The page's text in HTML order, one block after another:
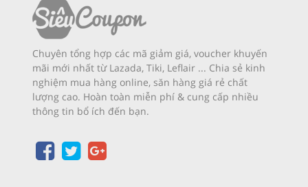
Chuyên tổng hợp các mã giảm giá, voucher khuyến
mãi mới nhất từ Lazada, Tiki, Leflair ... Chia sẻ kinh
nghiệm mua hàng online, săn hàng giá rẻ chất
lượng cao. Hoàn toàn miễn phí & cung cấp nhiều
thông tin bổ ích đến bạn.